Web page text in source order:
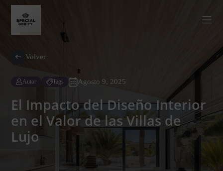
Volver
Autor Tags Agosto 9, 2025
El Impacto del Diseño Interior
en el Valor de las Villas de
Lujo